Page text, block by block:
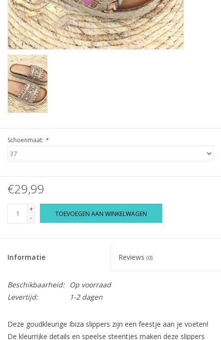
Schoenmaat: *
€29,99
+
-
TOEVOEGEN AAN WINKELWAGEN
Informatie Reviews (0)
Beschikbaarheid:
Op voorraad
Levertijd:
1-2 dagen
Deze goudkleurige Ibiza slippers zijn een feestje aan je voeten!
De kleurrijke details en speelse steentjes maken deze slippers